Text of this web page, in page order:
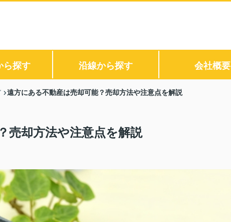
ら探す 沿線から探す 会社概要
遠方にある不動産は売却可能？売却方法や注意点を解説
売却方法や注意点を解説